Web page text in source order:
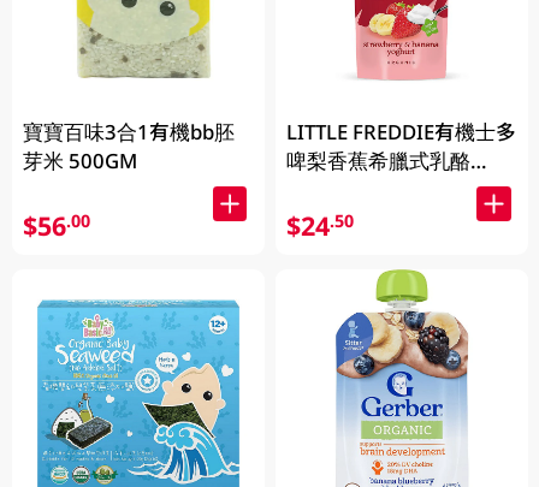
寶寶百味3合1有機bb胚
芽米 500GM
$56.00
LITTLE FREDDIE有機士多
啤梨香蕉希臘式乳酪
$24.50